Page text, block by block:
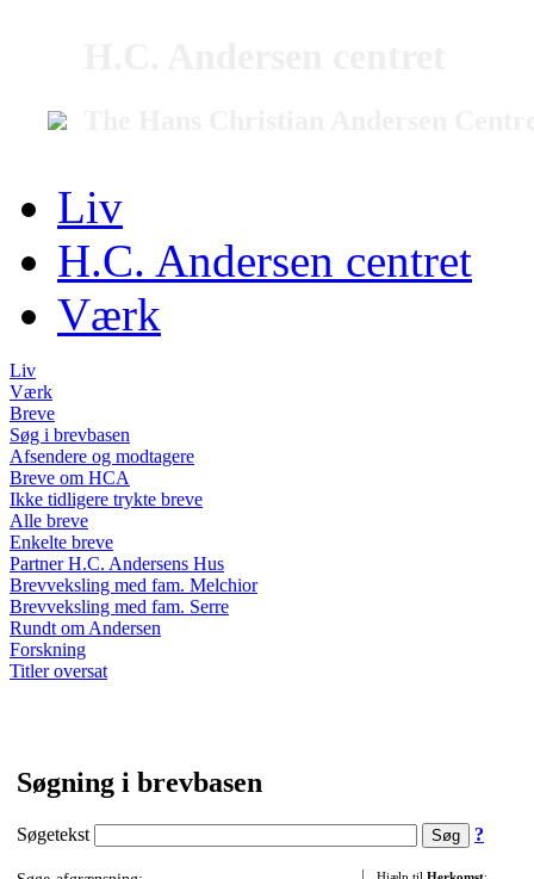
Liv
H.C. Andersen centret
Værk
Liv
Værk
Breve
Søg i brevbasen
Afsendere og modtagere
Breve om HCA
Ikke tidligere trykte breve
Alle breve
Enkelte breve
Partner H.C. Andersens Hus
Brevveksling med fam. Melchior
Brevveksling med fam. Serre
Rundt om Andersen
Forskning
Titler oversat
Søgning i brevbasen
Søgetekst ?